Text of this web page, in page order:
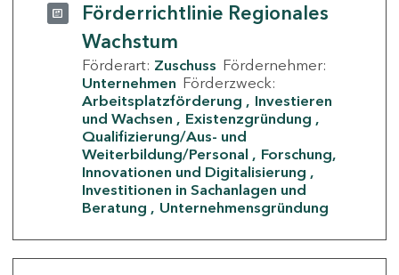
Förderrichtlinie Regionales
Wachstum
Förderart: Zuschuss Fördernehmer:
Unternehmen Förderzweck:
Arbeitsplatzförderung
Investieren
und Wachsen
Existenzgründung
Qualifizierung/Aus- und
Weiterbildung/Personal
Forschung,
Innovationen und Digitalisierung
Investitionen in Sachanlagen und
Beratung
Unternehmensgründung